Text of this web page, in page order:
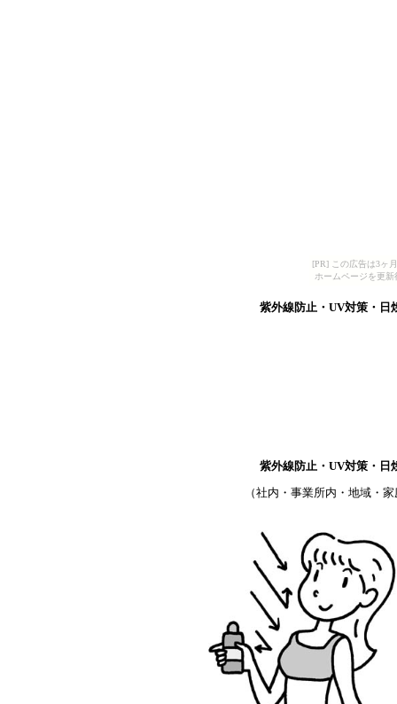
[PR] この広告は3ヶ
ホームページを更
紫外線防止・UV対策・日
紫外線防止・UV対策・日
（社内・事業所内・地域・